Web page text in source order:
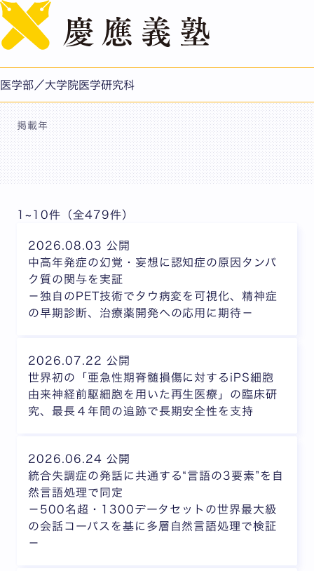
医学部／大学院医学研究科
プレスリリース
掲載年
1~10件（全479件）
2026.08.03 公開
中高年発症の幻覚・妄想に認知症の原因タンパ
ク質の関与を実証
－独自のPET技術でタウ病変を可視化、精神症
の早期診断、治療薬開発への応用に期待－
2026.07.22 公開
世界初の「亜急性期脊髄損傷に対するiPS細胞
由来神経前駆細胞を用いた再生医療」の臨床研
究、最長４年間の追跡で長期安全性を支持
2026.06.24 公開
統合失調症の発話に共通する“言語の3要素”を自
然言語処理で同定
－500名超・1300データセットの世界最大級
の会話コーパスを基に多層自然言語処理で検証
－